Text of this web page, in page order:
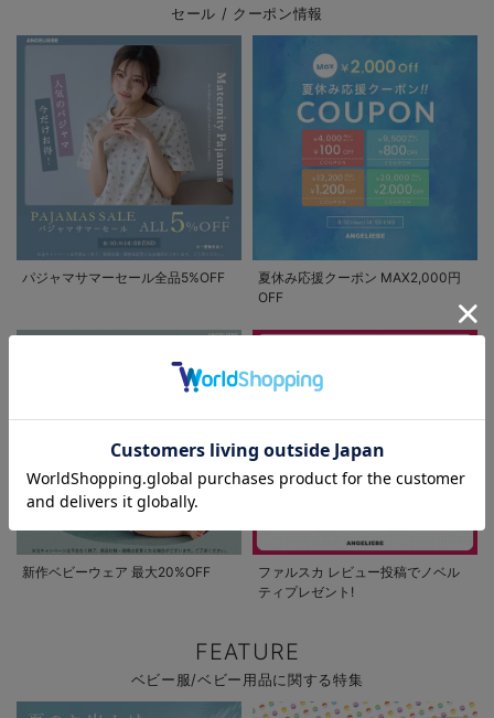
セール / クーポン情報
パジャマサマーセール全品5%OFF
夏休み応援クーポン MAX2,000円
OFF
新作ベビーウェア 最大20%OFF
ファルスカ レビュー投稿でノベル
ティプレゼント!
FEATURE
ベビー服/ベビー用品に関する特集
お気に入り商品を確認する